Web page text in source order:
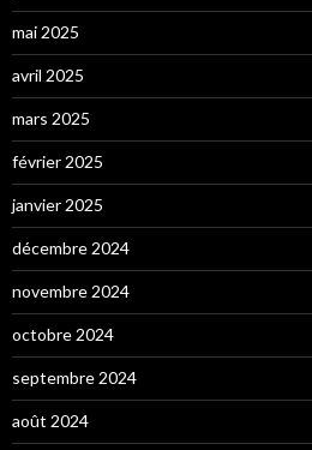
mai 2025
avril 2025
mars 2025
février 2025
janvier 2025
décembre 2024
novembre 2024
octobre 2024
septembre 2024
août 2024